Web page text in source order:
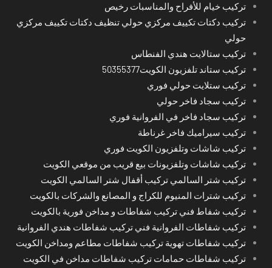
تركيب خيام للأفراح والمناسبات رخيص
تركيب دكتات تكييف مركزي حولي تنظيف دكتات تكييف مركزي
حولي
تركيب ستالايت هندي الفنطاس
تركيب ستاند تلفزيون الكويت50355377
تركيب ستلايت حولي فوري
تركيب سجاد فاخر حولي
تركيب سجاد فاخر في الفروانية فوري
تركيب سيراميك فاخر غرناطة
تركيب شاشات وتلفزيون الكويت فوري
تركيب شاشات وتلفزيونات بيع قريب من موقعي الكويت
تركيب شتر السالمي تركيب أقفال شتر السالمي الكويت
تركيب شترات المنيوم للكراج و المصانع والشركات بالكويت
تركيب شفاط فني تركيب شفاطات و مداخن فورية بالكويت
تركيب شفاطات الفروانية فني تركيب شفاطات هندي الفروانية
تركيب شفاطات تهوية تركيب شفاطات مطاعم ومداخن الكويت
تركيب شفاطات حمامات تركيب شفاطات مداخن في الكويت